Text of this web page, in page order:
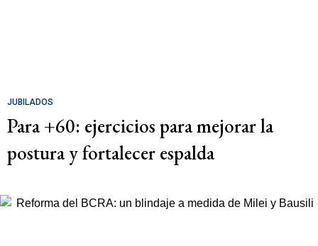
JUBILADOS
Para +60: ejercicios para mejorar la
postura y fortalecer espalda